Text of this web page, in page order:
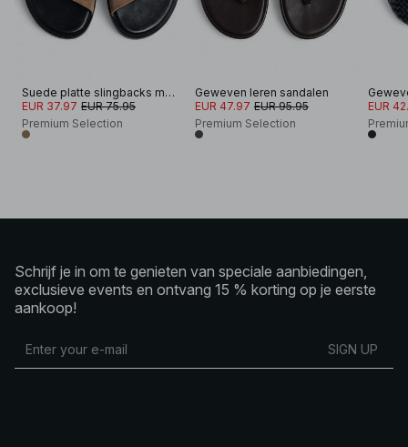
Suede platte slingbacks met brede band
EUR 37.97 EUR 75.95
Premium Selection
Geweven leren sandalen
EUR 47.97 EUR 95.95
Premium Selection
EUR
Schrijf je in om te genieten van speciale aanbiedingen,
exclusieve events en ontvang 15 % korting op je eerste
aankoop!
SIGN UP